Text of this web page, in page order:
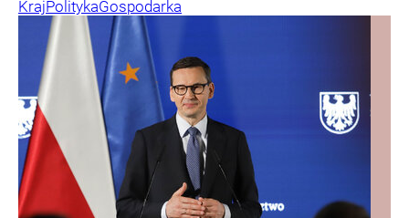
KrajPolitykaGospodarka